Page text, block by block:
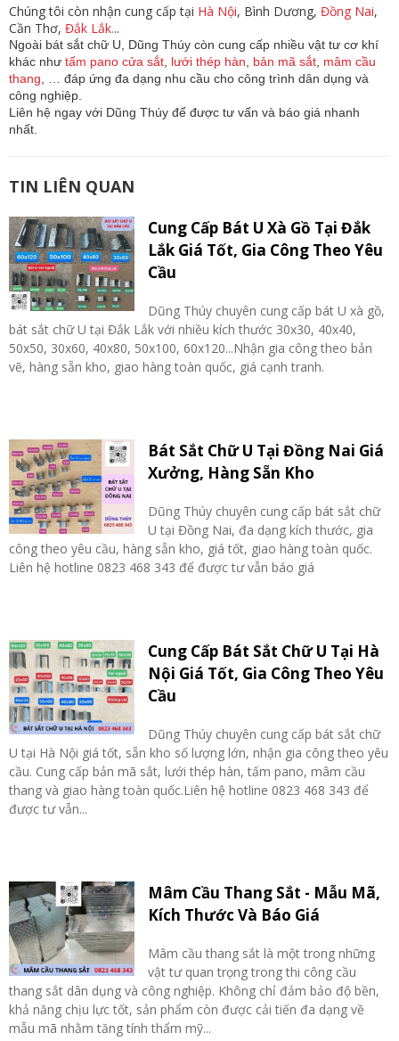
Chúng tôi còn nhận cung cấp tại Hà Nội, Bình Dương, Đồng Nai,
Cần Thơ, Đắk Lắk...
Ngoài bát sắt chữ U, Dũng Thúy còn cung cấp nhiều vật tư cơ khí
khác như tấm pano cửa sắt lưới thép hàn bản mã sắt mâm cầu
thang , … đáp ứng đa dạng nhu cầu cho công trình dân dụng và
công nghiệp.
Liên hệ ngay với Dũng Thúy để được tư vấn và báo giá nhanh
nhất.
TIN LIÊN QUAN
Cung Cấp Bát U Xà Gồ Tại Đắk
Lắk Giá Tốt, Gia Công Theo Yêu
Cầu
Dũng Thúy chuyên cung cấp bát U xà gồ,
bát sắt chữ U tại Đắk Lắk với nhiều kích thước 30x30, 40x40,
50x50, 30x60, 40x80, 50x100, 60x120...Nhận gia công theo bản
vẽ, hàng sẵn kho, giao hàng toàn quốc, giá cạnh tranh.
Bát Sắt Chữ U Tại Đồng Nai Giá
Xưởng, Hàng Sẵn Kho
Dũng Thúy chuyên cung cấp bát sắt chữ
U tại Đồng Nai, đa dạng kích thước, gia
công theo yêu cầu, hàng sẵn kho, giá tốt, giao hàng toàn quốc.
Liên hệ hotline 0823 468 343 để được tư vẫn báo giá
Cung Cấp Bát Sắt Chữ U Tại Hà
Nội Giá Tốt, Gia Công Theo Yêu
Cầu
Dũng Thúy chuyên cung cấp bát sắt chữ
U tại Hà Nội giá tốt, sẵn kho số lượng lớn, nhận gia công theo yêu
cầu. Cung cấp bản mã sắt, lưới thép hàn, tấm pano, mâm cầu
thang và giao hàng toàn quốc.Liên hệ hotline 0823 468 343 để
được tư vẫn...
Mâm Cầu Thang Sắt - Mẫu Mã,
Kích Thước Và Báo Giá
Mâm cầu thang sắt là một trong những
vật tư quan trọng trong thi công cầu
thang sắt dân dụng và công nghiệp. Không chỉ đảm bảo độ bền,
khả năng chịu lực tốt, sản phẩm còn được cải tiến đa dạng về
mẫu mã nhằm tăng tính thẩm mỹ...